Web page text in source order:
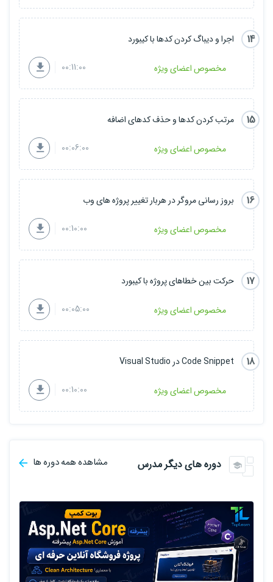
14 اجرا و دیباگ کردن کدها با کیبورد
مخصوص اعضای ویژه 00:11:00
15 مرتب کردن کدها و حذف کدهای اضافه
مخصوص اعضای ویژه 00:06:00
16 بروز رسانی مروگر در هربار تغییر پروژه های وب
مخصوص اعضای ویژه 00:10:00
17 حرکت بین خطاهای پروژه با کیبورد
مخصوص اعضای ویژه 00:05:00
18 Code Snippet در Visual Studio
مخصوص اعضای ویژه 00:10:00
دوره های دیگر مدرس مشاهده همه دوره ها